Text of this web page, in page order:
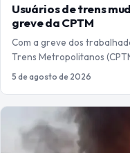
Usuários de trens
greve da CPTM
Com a greve dos
Trens Metropolitanos
5 de agosto de 2026